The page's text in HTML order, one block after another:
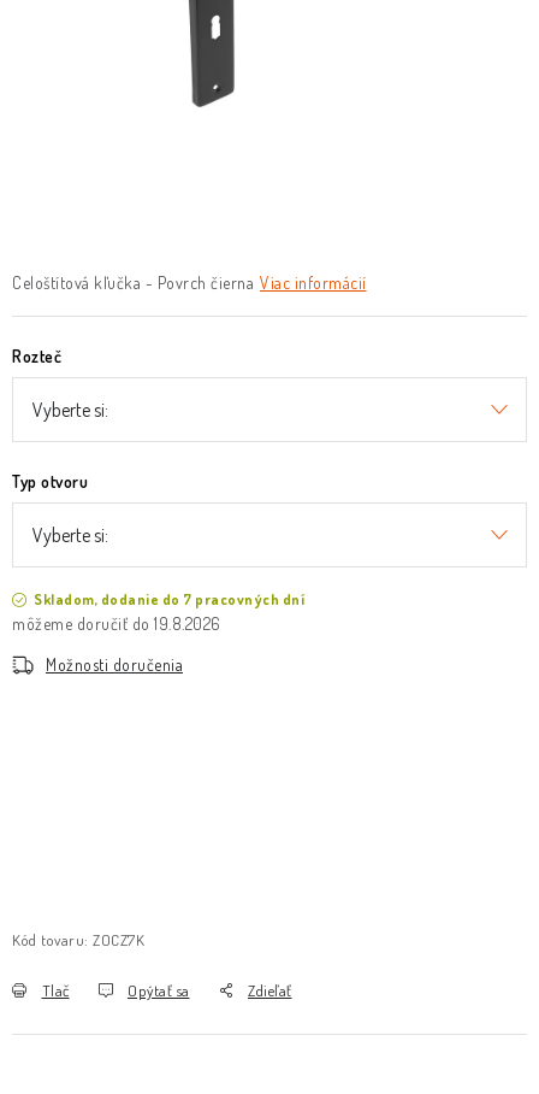
Referencie
Celoštítová kľučka - Povrch čierna Viac informácií
Rozteč
Typ otvoru
Skladom, dodanie do 7 pracovných dní
19.8.2026
Možnosti doručenia
Kód tovaru: ZOCZ7K
Tlač Opýtať sa Zdieľať